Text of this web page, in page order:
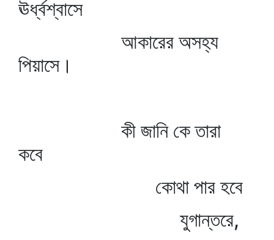
ঊর্ধ্বশ্বাসে
আকারের অসহ্য
পিয়াসে।
কী জানি কে তারা
কবে
কোথা পার হবে
যুগান্তরে,